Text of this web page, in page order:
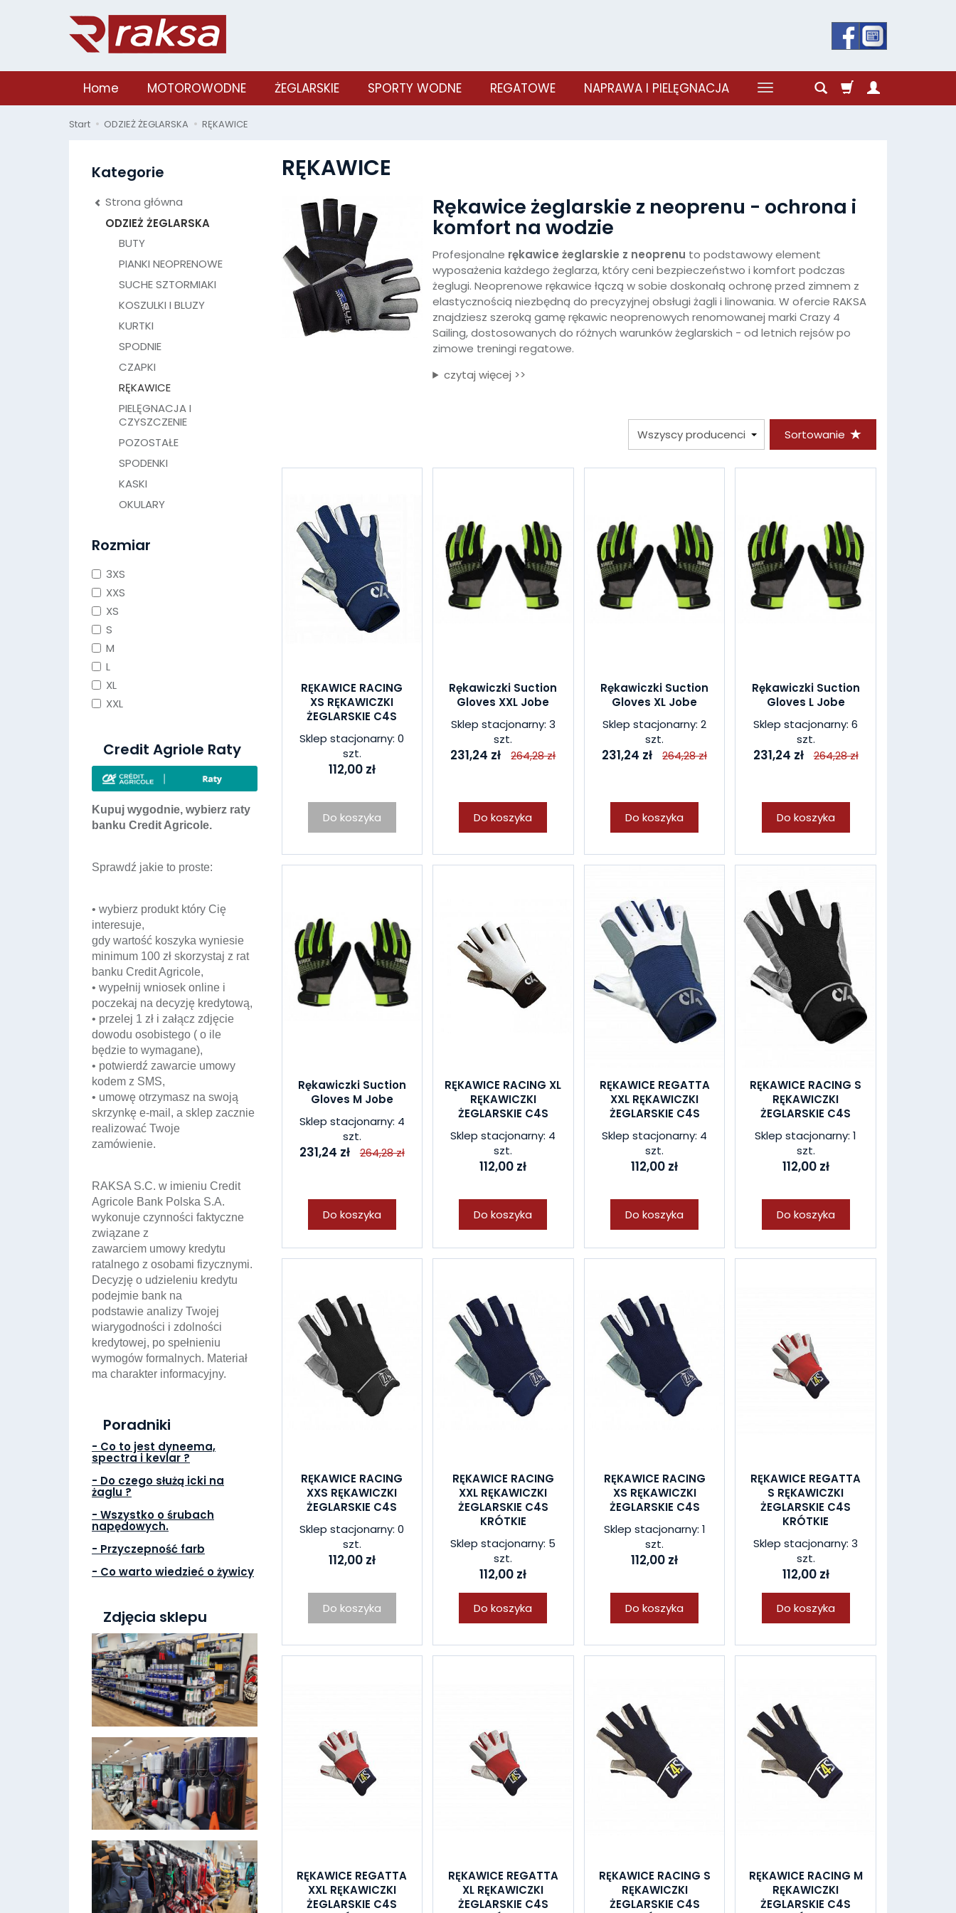
Home MOTOROWODNE ŻEGLARSKIE SPORTY WODNE REGATOWE NAPRAWA I PIELĘGNACJA
Start ODZIEŻ ŻEGLARSKA RĘKAWICE
RĘKAWICE
Rękawice żeglarskie z neoprenu - ochrona i
komfort na wodzie
Profesjonalne rękawice żeglarskie z neoprenu to podstawowy element
wyposażenia każdego żeglarza, który ceni bezpieczeństwo i komfort podczas
żeglugi. Neoprenowe rękawice łączą w sobie doskonałą ochronę przed zimnem z
elastycznością niezbędną do precyzyjnej obsługi żagli i linowania. W ofercie RAKSA
znajdziesz szeroką gamę rękawic neoprenowych renomowanej marki Crazy 4
Sailing, dostosowanych do różnych warunków żeglarskich - od letnich rejsów po
zimowe treningi regatowe.
czytaj więcej >>
Sortowanie
RĘKAWICE RACING
XS RĘKAWICZKI
ŻEGLARSKIE C4S
Sklep stacjonarny: 0
szt.
112,00 zł
Do koszyka
Rękawiczki Suction
Gloves XXL Jobe
Sklep stacjonarny: 3
szt.
231,24 zł 264,28 zł
Do koszyka
Rękawiczki Suction
Gloves XL Jobe
Sklep stacjonarny: 2
szt.
231,24 zł 264,28 zł
Do koszyka
Rękawiczki Suction
Gloves L Jobe
Sklep stacjonarny: 6
szt.
231,24 zł 264,28 zł
Do koszyka
Rękawiczki Suction
Gloves M Jobe
Sklep stacjonarny: 4
szt.
231,24 zł 264,28 zł
Do koszyka
RĘKAWICE RACING XL
RĘKAWICZKI
ŻEGLARSKIE C4S
Sklep stacjonarny: 4
szt.
112,00 zł
Do koszyka
RĘKAWICE REGATTA
XXL RĘKAWICZKI
ŻEGLARSKIE C4S
Sklep stacjonarny: 4
szt.
112,00 zł
Do koszyka
RĘKAWICE RACING S
RĘKAWICZKI
ŻEGLARSKIE C4S
Sklep stacjonarny: 1
szt.
112,00 zł
Do koszyka
RĘKAWICE RACING
XXS RĘKAWICZKI
ŻEGLARSKIE C4S
Sklep stacjonarny: 0
szt.
112,00 zł
Do koszyka
RĘKAWICE RACING
XXL RĘKAWICZKI
ŻEGLARSKIE C4S
KRÓTKIE
Sklep stacjonarny: 5
szt.
112,00 zł
Do koszyka
RĘKAWICE RACING
XS RĘKAWICZKI
ŻEGLARSKIE C4S
Sklep stacjonarny: 1
szt.
112,00 zł
Do koszyka
RĘKAWICE REGATTA
S RĘKAWICZKI
ŻEGLARSKIE C4S
KRÓTKIE
Sklep stacjonarny: 3
szt.
112,00 zł
Do koszyka
RĘKAWICE REGATTA
XXL RĘKAWICZKI
ŻEGLARSKIE C4S
RĘKAWICE REGATTA
XL RĘKAWICZKI
ŻEGLARSKIE C4S
RĘKAWICE RACING S
RĘKAWICZKI
ŻEGLARSKIE C4S
RĘKAWICE RACING M
RĘKAWICZKI
ŻEGLARSKIE C4S
Kategorie
Strona główna
ODZIEŻ ŻEGLARSKA
BUTY
PIANKI NEOPRENOWE
SUCHE SZTORMIAKI
KOSZULKI I BLUZY
KURTKI
SPODNIE
CZAPKI
RĘKAWICE
PIELĘGNACJA I
CZYSZCZENIE
POZOSTAŁE
SPODENKI
KASKI
OKULARY
Rozmiar
3XS
XXS
XS
S
M
L
XL
XXL
Credit Agriole Raty
Kupuj wygodnie, wybierz raty
banku Credit Agricole.
Sprawdź jakie to proste:
• wybierz produkt który Cię
interesuje,
gdy wartość koszyka wyniesie
minimum 100 zł skorzystaj z rat
banku Credit Agricole,
• wypełnij wniosek online i
poczekaj na decyzję kredytową,
• przelej 1 zł i załącz zdjęcie
dowodu osobistego ( o ile
będzie to wymagane),
• potwierdź zawarcie umowy
kodem z SMS,
• umowę otrzymasz na swoją
skrzynkę e-mail, a sklep zacznie
realizować Twoje
zamówienie.
RAKSA S.C. w imieniu Credit
Agricole Bank Polska S.A.
wykonuje czynności faktyczne
związane z
zawarciem umowy kredytu
ratalnego z osobami fizycznymi.
Decyzję o udzieleniu kredytu
podejmie bank na
podstawie analizy Twojej
wiarygodności i zdolności
kredytowej, po spełnieniu
wymogów formalnych. Materiał
ma charakter informacyjny.
Poradniki
- Co to jest dyneema,
spectra i kevlar ?
- Do czego służą icki na
żaglu ?
- Wszystko o śrubach
napędowych.
- Przyczepność farb
- Co warto wiedzieć o żywicy
Zdjęcia sklepu